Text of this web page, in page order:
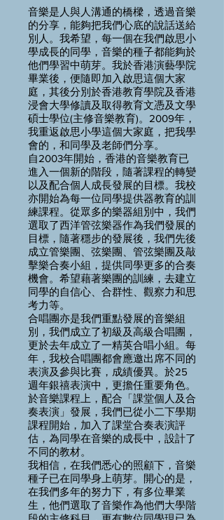
音樂是人與人溝通的橋樑，透過音樂
的分享，能夠把我們心底的說話送給
別人。我希望，每一個在我們啟思小
學成長的同學，音樂的種子都能夠於
他們學習中萌芽。我於香港演藝學院
畢業後，便隨即加入啟思這個大家
庭，其後分別於香港教育學院及香港
浸會大學修讀及取得教育文憑及文學
碩士學位(主修音樂教育)。2009年，
我重返啟思小學這個大家庭，把我學
會的，和同學及老師們分享。
自2003年開始，香港的音樂教育已
進入一個新的階段，隨著課程的轉變
以及配合個人成長發展的目標。我校
亦開始為每一位同學提供器教育的訓
練課程。從眾多的樂器組別中，我們
選取了西洋管弦樂器作為我們發展的
目標，隨著穩步的發展後，我們先後
成立管樂團、弦樂團、管弦樂團及敲
擊樂合奏小組，提供同學更多的合奏
機會。希望藉著樂團的訓練，去建立
同學的自信心、合群性、觀察力和思
考力等。
合唱團亦是我們重點發展的音樂組
別，我們成立了初級及高級合唱團，
更於去年成立了一精英合唱小組。每
年，我校合唱團都會應邀出席不同的
表演及參與比賽，成績優異。於25
週年銀禧表演中，更擔任重要角色。
於音樂課程上，配合「課堂個人及合
奏表演」發展，我們已從小二下學期
課程開始，加入了課堂合奏表演評
估，為同學在音樂的成長中，設計了
不同的教材。
我相信，在我們悉心的照顧下，音樂
種子已在同學身上萌芽。開心的是，
在我們多年的努力下，有多位畢業
生，他們選取了音樂作為他們大學階